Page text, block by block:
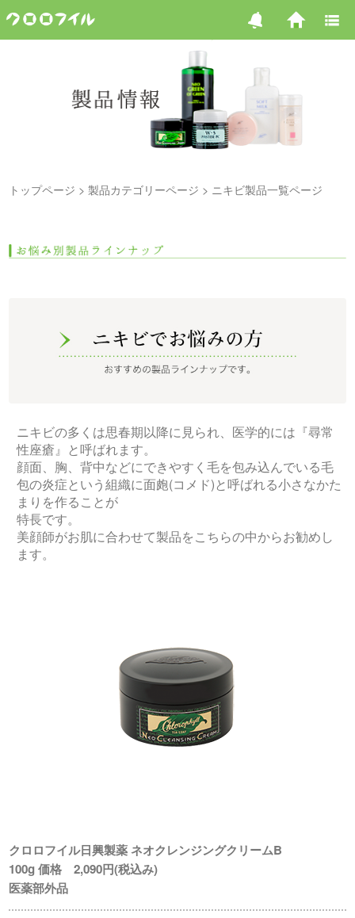
トップページ 製品カテゴリーページ ニキビ製品一覧ページ
ニキビの多くは思春期以降に見られ、医学的には『尋常
性座瘡』と呼ばれます。
顔面、胸、背中などにできやすく毛を包み込んでいる毛
包の炎症という組織に面皰(コメド)と呼ばれる小さなかた
まりを作ることが
特長です。
美顔師がお肌に合わせて製品をこちらの中からお勧めし
ます。
クロロフイル日興製薬 ネオクレンジングクリームB
100g 価格 2,090円(税込み)
医薬部外品